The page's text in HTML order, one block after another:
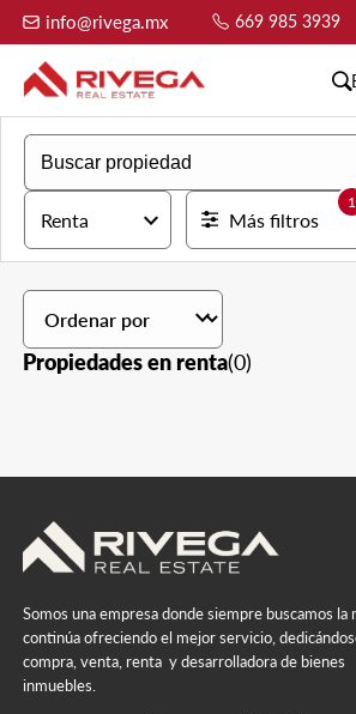
info@rivega.mx 669 985 3939
Renta expand_more Más filtros
1
Propiedades en renta(0)
expand_more
Somos una empresa donde siempre buscamos la
continúa ofreciendo el mejor servicio,
compra, venta, renta y desarrolladora de bienes
inmuebles.